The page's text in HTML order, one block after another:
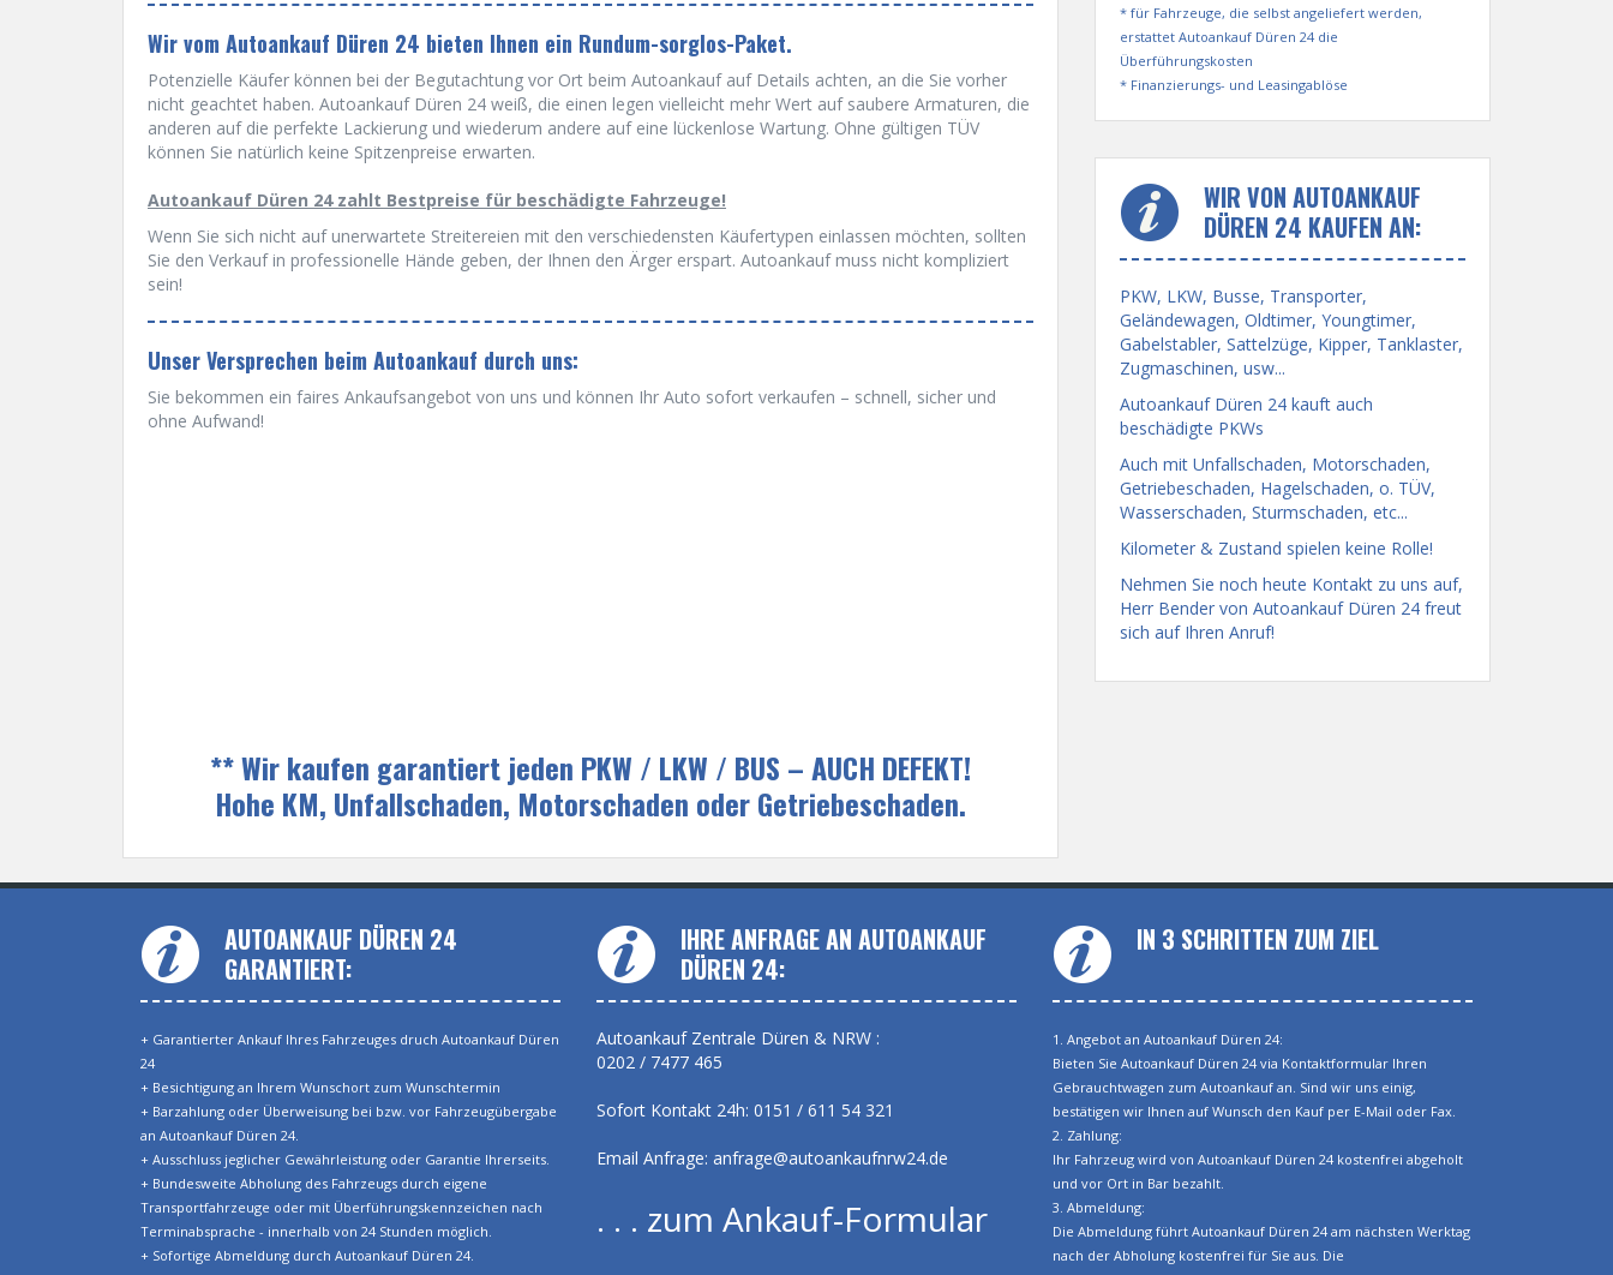
Wir vom Autoankauf Düren 24 bieten Ihnen ein Rundum-sorglos-Paket.
Potenzielle Käufer können bei der Begutachtung vor Ort beim Autoankauf auf Details achten, an die Sie vorher
nicht geachtet haben. Autoankauf Düren 24 weiß, die einen legen vielleicht mehr Wert auf saubere Armaturen, die
anderen auf die perfekte Lackierung und wiederum andere auf eine lückenlose Wartung. Ohne gültigen TÜV
können Sie natürlich keine Spitzenpreise erwarten.
Autoankauf Düren 24 zahlt Bestpreise für beschädigte Fahrzeuge!
Wenn Sie sich nicht auf unerwartete Streitereien mit den verschiedensten Käufertypen einlassen möchten, sollten
Sie den Verkauf in professionelle Hände geben, der Ihnen den Ärger erspart. Autoankauf muss nicht kompliziert
sein!
Unser Versprechen beim Autoankauf durch uns:
Sie bekommen ein faires Ankaufsangebot von uns und können Ihr Auto sofort verkaufen – schnell, sicher und
ohne Aufwand!
** Wir kaufen garantiert jeden PKW / LKW / BUS – AUCH DEFEKT!
Hohe KM, Unfallschaden, Motorschaden oder Getriebeschaden.
* für Fahrzeuge, die selbst angeliefert werden,
erstattet Autoankauf Düren 24 die
Überführungskosten
* Finanzierungs- und Leasingablöse
WIR VON AUTOANKAUF
DÜREN 24 KAUFEN AN:
PKW, LKW, Busse, Transporter,
Geländewagen, Oldtimer, Youngtimer,
Gabelstabler, Sattelzüge, Kipper, Tanklaster,
Zugmaschinen, usw...
Autoankauf Düren 24 kauft auch
beschädigte PKWs
Auch mit Unfallschaden, Motorschaden,
Getriebeschaden, Hagelschaden, o. TÜV,
Wasserschaden, Sturmschaden, etc...
Kilometer & Zustand spielen keine Rolle!
Nehmen Sie noch heute Kontakt zu uns auf,
Herr Bender von Autoankauf Düren 24 freut
sich auf Ihren Anruf!
AUTOANKAUF DÜREN 24
GARANTIERT:
+ Garantierter Ankauf Ihres Fahrzeuges druch Autoankauf Düren
24
+ Besichtigung an Ihrem Wunschort zum Wunschtermin
+ Barzahlung oder Überweisung bei bzw. vor Fahrzeugübergabe
an Autoankauf Düren 24.
+ Ausschluss jeglicher Gewährleistung oder Garantie Ihrerseits.
+ Bundesweite Abholung des Fahrzeugs durch eigene
Transportfahrzeuge oder mit Überführungskennzeichen nach
Terminabsprache - innerhalb von 24 Stunden möglich.
+ Sofortige Abmeldung durch Autoankauf Düren 24.
IHRE ANFRAGE AN AUTOANKAUF
DÜREN 24:
Autoankauf Zentrale Düren & NRW :
0202 / 7477 465
Sofort Kontakt 24h: 0151 / 611 54 321
Email Anfrage: anfrage@autoankaufnrw24.de
. . . zum Ankauf-Formular
IN 3 SCHRITTEN ZUM ZIEL
1. Angebot an Autoankauf Düren 24:
Bieten Sie Autoankauf Düren 24 via Kontaktformular Ihren
Gebrauchtwagen zum Autoankauf an. Sind wir uns einig,
bestätigen wir Ihnen auf Wunsch den Kauf per E-Mail oder Fax.
2. Zahlung:
Ihr Fahrzeug wird von Autoankauf Düren 24 kostenfrei abgeholt
und vor Ort in Bar bezahlt.
3. Abmeldung:
Die Abmeldung führt Autoankauf Düren 24 am nächsten Werktag
nach der Abholung kostenfrei für Sie aus. Die